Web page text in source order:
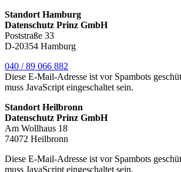
Standort Hamburg
Datenschutz Prinz GmbH
Poststraße 33
D-20354 Hamburg
040 / 89 066 882
Diese E-Mail-Adresse ist vor Spambots
muss JavaScript eingeschaltet sein.
Standort Heilbronn
Datenschutz Prinz GmbH
Am Wollhaus 18
74072 Heilbronn
Diese E-Mail-Adresse ist vor Spambots
muss JavaScript eingeschaltet sein.